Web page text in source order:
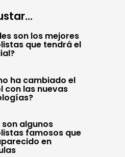
son los mejores
que tendrá el
ha cambiado el
con las nuevas
son algunos
famosos que
en